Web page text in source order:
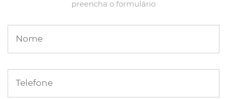
preencha o formulário
Nome
Telefone